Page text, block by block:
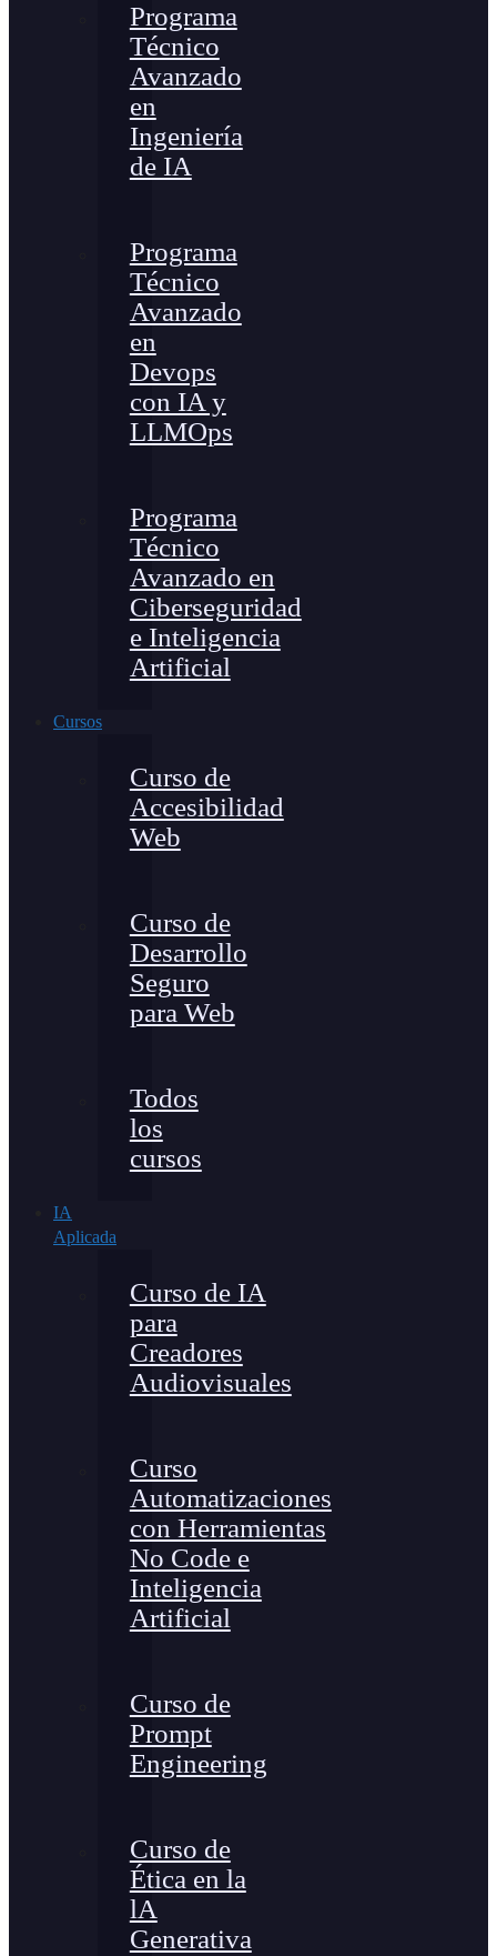
Programa
Técnico
Avanzado
en
Ingeniería
de IA
Programa
Técnico
Avanzado
en
Devops
con IA y
LLMOps
Programa
Técnico
Avanzado en
Ciberseguridad
e Inteligencia
Artificial
Cursos
Curso de
Accesibilidad
Web
Curso de
Desarrollo
Seguro
para Web
Todos
los
cursos
IA
Aplicada
Curso de IA
para
Creadores
Audiovisuales
Curso
Automatizaciones
con Herramientas
No Code e
Inteligencia
Artificial
Curso de
Prompt
Engineering
Curso de
Ética en la
lA
Generativa